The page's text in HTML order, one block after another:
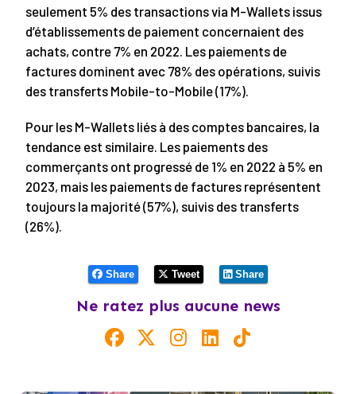
seulement 5% des transactions via M-Wallets issus
d’établissements de paiement concernaient des
achats, contre 7% en 2022. Les paiements de
factures dominent avec 78% des opérations, suivis
des transferts Mobile-to-Mobile (17%).
Pour les M-Wallets liés à des comptes bancaires, la
tendance est similaire. Les paiements des
commerçants ont progressé de 1% en 2022 à 5% en
2023, mais les paiements de factures représentent
toujours la majorité (57%), suivis des transferts
(26%).
Share Tweet Share
Ne ratez plus aucune news